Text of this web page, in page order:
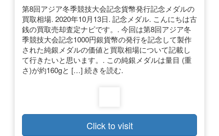
第8回アジア冬季競技大会記念貨幣発行記念メダルの
買取相場. 2020年10月13日. 記念メダル. こんにちは古
銭の買取売却査定ナビです。. 今回は第8回アジア冬
季競技大会記念1000円銀貨幣の発行を記念して製作
された純銀メダルの価値と買取相場について記載し
て行きたいと思います。. この純銀メダルは量目 (重
さ)が約160gと […] 続きを読む.
Click to visit